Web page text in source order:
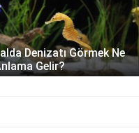
Muhabbet Kuşu Kaşıntısı
Nasıl Geçer? Nedenleri ve
Çözümleri